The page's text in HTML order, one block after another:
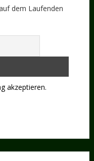
dem Laufenden
akzeptieren.